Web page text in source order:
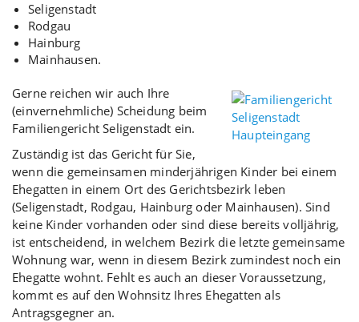
Seligenstadt
Rodgau
Hainburg
Mainhausen.
Gerne reichen wir auch Ihre
(einvernehmliche) Scheidung beim
Familiengericht Seligenstadt ein.
Zuständig ist das Gericht für Sie,
wenn die gemeinsamen minderjährigen Kinder bei einem
Ehegatten in einem Ort des Gerichtsbezirk leben
(Seligenstadt, Rodgau, Hainburg oder Mainhausen). Sind
keine Kinder vorhanden oder sind diese bereits volljährig,
ist entscheidend, in welchem Bezirk die letzte gemeinsame
Wohnung war, wenn in diesem Bezirk zumindest noch ein
Ehegatte wohnt. Fehlt es auch an dieser Voraussetzung,
kommt es auf den Wohnsitz Ihres Ehegatten als
Antragsgegner an.